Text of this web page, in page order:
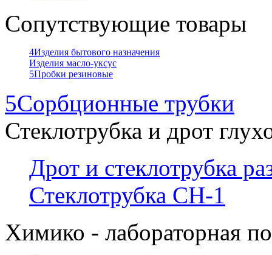
Сопутствующие товары
4Изделия бытового назначения
Изделия масло-уксус
5Пробки резиновые
5Сорбционные трубки
Стеклотрубка и дрот
Дрот и стеклотрубка
Стеклотрубка СН-1
Химико - лабораторная